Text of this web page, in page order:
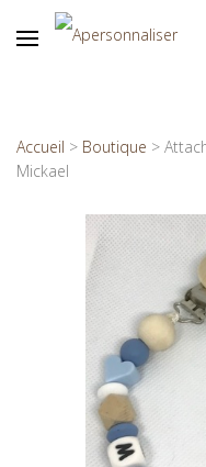
Accueil > Boutique >
Mickael